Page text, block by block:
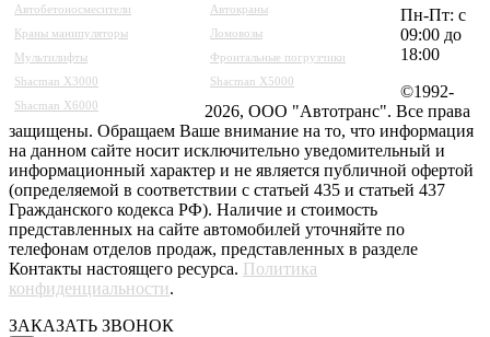
Автобетоносмесители
Автокраны
Краны манипуляторы
Ломовозы
Мультилифты
Фронтальные погрузчики
Shacman X3000
Shacman X5000
Shacman X6000
Пн-Пт: с
09:00 до
18:00
©1992-
2026, ООО "Автотранс". Все права
защищены. Обращаем Ваше внимание на то, что информация
на данном сайте носит исключительно уведомительный и
информационный характер и не является публичной офертой
(определяемой в соответствии с статьей 435 и статьей 437
Гражданского кодекса РФ). Наличие и стоимость
представленных на сайте автомобилей уточняйте по
телефонам отделов продаж, представленных в разделе
Контакты настоящего ресурса. Политика
конфиденциальности.
ЗАКАЗАТЬ ЗВОНОК